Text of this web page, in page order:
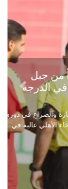
دوري
في
Next